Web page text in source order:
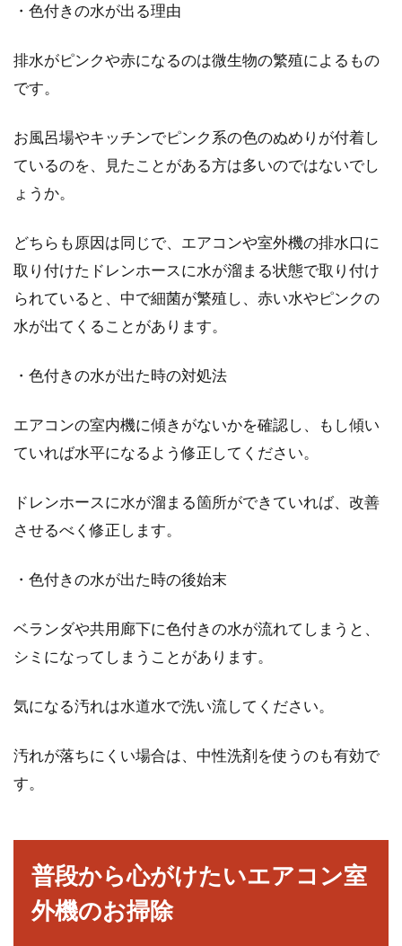
住宅ローンを考えている人へ。jaの
機関を選べば良いのか悩んでいると思います。
今回の記事で...
マンションでのピアノ演奏が騒音
に！？トラブルを防ぐ対策法
趣味や仕事などの関係で、マンションで楽器の
とって身...
・色付きの水が出る理由
排水がピンクや赤になるのは微生物の繁殖によるもの
です。
お風呂場やキッチンでピンク系の色のぬめりが付着し
ているのを、見たことがある方は多いのではないでし
ょうか。
どちらも原因は同じで、エアコンや室外機の排水口に
取り付けたドレンホースに水が溜まる状態で取り付け
られていると、中で細菌が繁殖し、赤い水やピンクの
水が出てくることがあります。
・色付きの水が出た時の対処法
エアコンの室内機に傾きがないかを確認し、もし傾い
ていれば水平になるよう修正してください。
ドレンホースに水が溜まる箇所ができていれば、改善
させるべく修正します。
・色付きの水が出た時の後始末
ベランダや共用廊下に色付きの水が流れてしまうと、
シミになってしまうことがあります。
気になる汚れは水道水で洗い流してください。
汚れが落ちにくい場合は、中性洗剤を使うのも有効で
す。
普段から心がけたいエアコン室
外機のお掃除